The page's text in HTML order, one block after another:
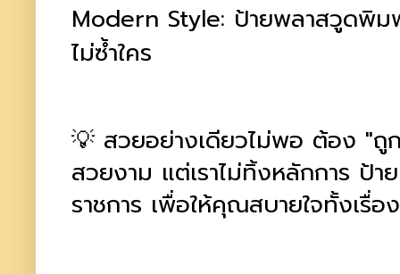
Modern Style: ป้ายพลาสวูดพิ
ไม่ซ้ำใคร
💡 สวยอย่างเดียวไม่พอ ต้อง "ถู
สวยงาม แต่เราไม่ทิ้งหลักการ ป้
ราชการ เพื่อให้คุณสบายใจทั้งเ